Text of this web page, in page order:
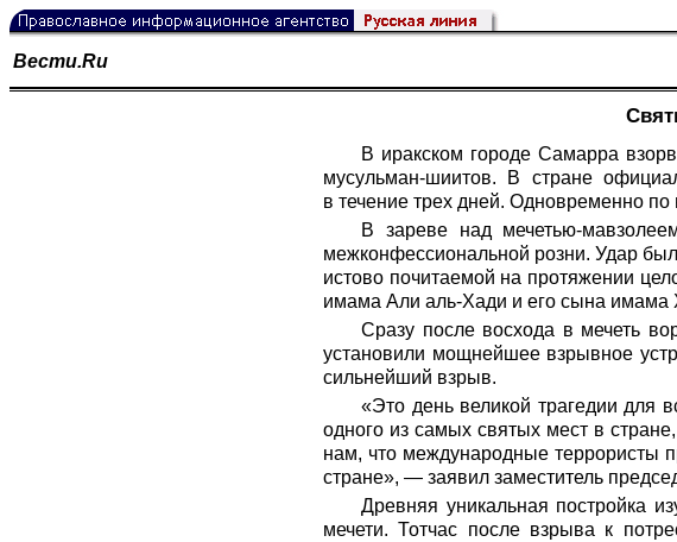
Вести.Ru
В иракском городе Самарра
мусульман-шиитов. В стране
в течение трех дней. Одновременно
В зареве над мечетью-
межконфессиональной розни. Удар
истово почитаемой на протяжении
имама Али аль-Хади и его сына имама
Сразу после восхода в мечеть
установили мощнейшее взрывное
сильнейший взрыв.
«Это день великой трагедии для
одного из самых святых мест в
нам, что международные террористы
стране», — заявил заместитель
Древняя уникальная постройка
мечети. Тотчас после взрыва к